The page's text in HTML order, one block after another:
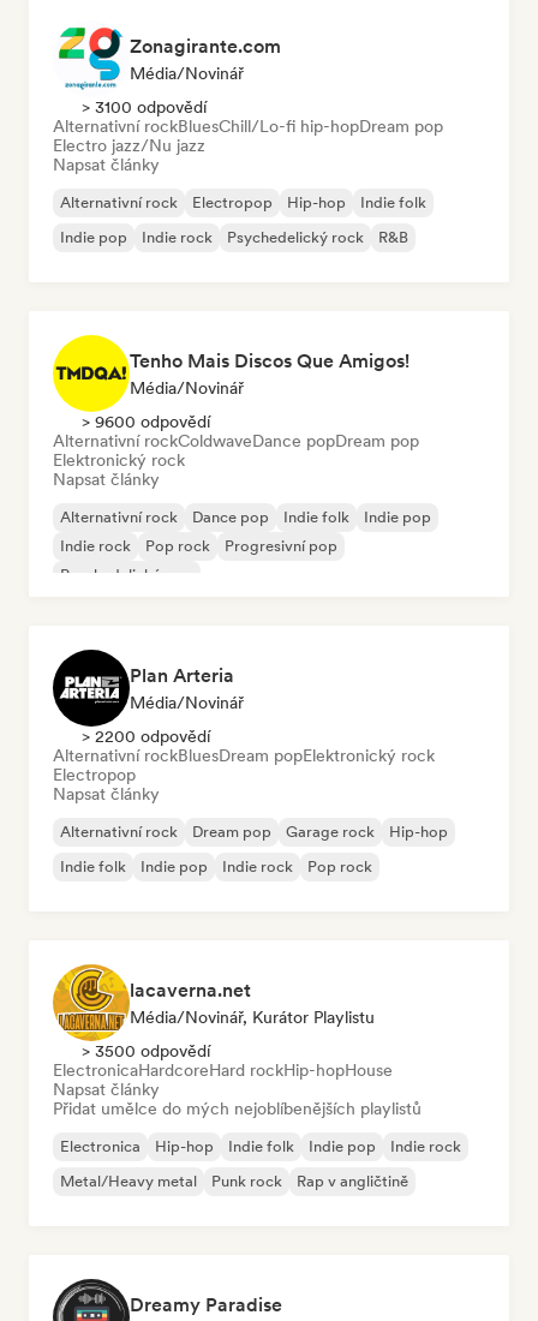
Zonagirante.com
Média/novinář
> 3100 odpovědí
Alternativní rockBluesChill/Lo-fi hip-hopDream pop
Electro jazz/Nu jazz
Napsat články
Alternativní rock Electropop Hip-hop
Indie folk
Indie pop
Indie rock Psychedelický rock R&B
Tenho Mais Discos Que Amigos!
Média/novinář
> 9600 odpovědí
Alternativní rockColdwaveDance popDream pop
Elektronický rock
Napsat články
Alternativní rock Dance pop Indie folk
Indie pop
Indie rock
Pop rock
Progresivní pop
Psychedelický pop
Plan Arteria
Média/novinář
> 2200 odpovědí
Alternativní rockBluesDream popElektronický rock
Electropop
Napsat články
Alternativní rock Dream pop Garage rock
Hip-hop
Indie folk
Indie pop Indie rock Pop rock
lacaverna.net
Média/novinář, Kurátor Playlistu
> 3500 odpovědí
ElectronicaHardcoreHard rockHip-hopHouse
Napsat články
Přidat umělce do mých nejoblíbenějších playlistů
Electronica Hip-hop Indie folk Indie pop
Indie rock
Metal/Heavy metal
Punk rock Rap v angličtině
Dreamy Paradise